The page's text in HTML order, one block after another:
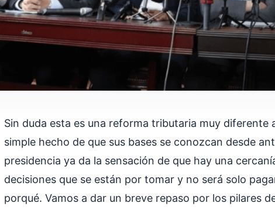
Sin duda esta es una reforma tributaria muy diferente
simple hecho de que sus bases se conozcan desde
presidencia ya da la sensación de que hay una
decisiones que se están por tomar y no será solo
porqué. Vamos a dar un breve repaso por los pilares